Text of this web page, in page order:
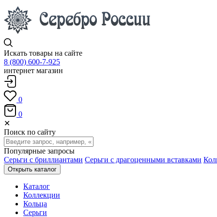
Искать товары на сайте
8 (800) 600-7-925
интернет магазин
0
0
✕
Поиск по сайту
Популярные запросы
Серьги с бриллиантами Серьги с драгоценными вставками
Открыть каталог
Каталог
Коллекции
Кольца
Серьги